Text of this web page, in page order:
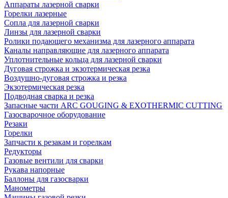
Аппараты лазерной сварки
Горелки лазерные
Сопла для лазерной сварки
Линзы для лазерной сварки
Ролики подающего механизма для лазерного аппарата
Каналы направляющие для лазерного аппарата
Уплотнительные кольца для лазерной сварки
Дуговая строжка и экзотермическая резка
Воздушно-дуговая строжка и резка
Экзотермическая резка
Подводная сварка и резка
Запасные части ARC GOUGING & EXOTHERMIC CUTTING
Газосварочное оборудование
Резаки
Горелки
Запчасти к резакам и горелкам
Редукторы
Газовые вентили для сварки
Рукава напорные
Баллоны для газосварки
Манометры